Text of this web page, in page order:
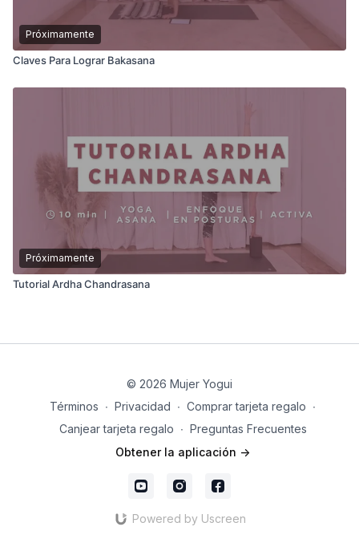
Próximamente
Claves Para Lograr Bakasana
Próximamente
Tutorial Ardha Chandrasana
© 2026 Mujer Yogui
Términos ∙ Privacidad ∙ Comprar tarjeta regalo ∙
Canjear tarjeta regalo ∙ Preguntas Frecuentes
Obtener la aplicación ->
Powered by Uscreen